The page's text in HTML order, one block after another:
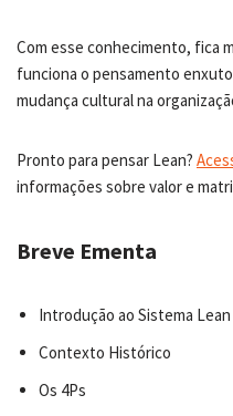
Com esse conhecimento, fica
funciona o pensamento
mudança cultural na
Pronto para pensar Lean?
informações sobre valor e
Breve Ementa
Introdução ao Sistema Lean
Contexto Histórico
Os 4Ps